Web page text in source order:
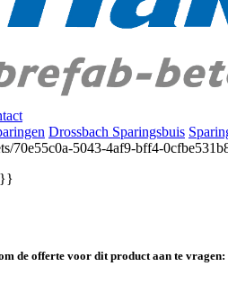
Drossbach Sparingsbuis
}}
de offerte voor dit product aan te vragen: